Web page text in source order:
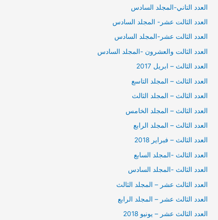
العدد التاني-المجلد السادس
العدد الثالت عشر- المجلد السادس
العدد الثالت عشر-المجلد السادس
العدد الثالت والعشرون -المجلد السادس
العدد الثالث – ابريل 2017
العدد الثالث – المجلد التاسع
العدد الثالث – المجلد الثالث
العدد الثالث – المجلد الخامس
العدد الثالث – المجلد الرابع
العدد الثالث – فبراير 2018
العدد الثالث -المجلد السابع
العدد الثالث -المجلد السادس
العدد الثالث عشر – المجلد الثالث
العدد الثالث عشر – المجلد الرابع
العدد الثالث عشر – يونيو 2018